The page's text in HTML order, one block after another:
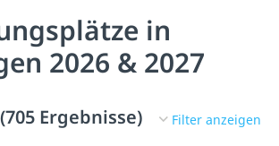
in
2026 & 2027
Ergebnisse) Filter anzeigen